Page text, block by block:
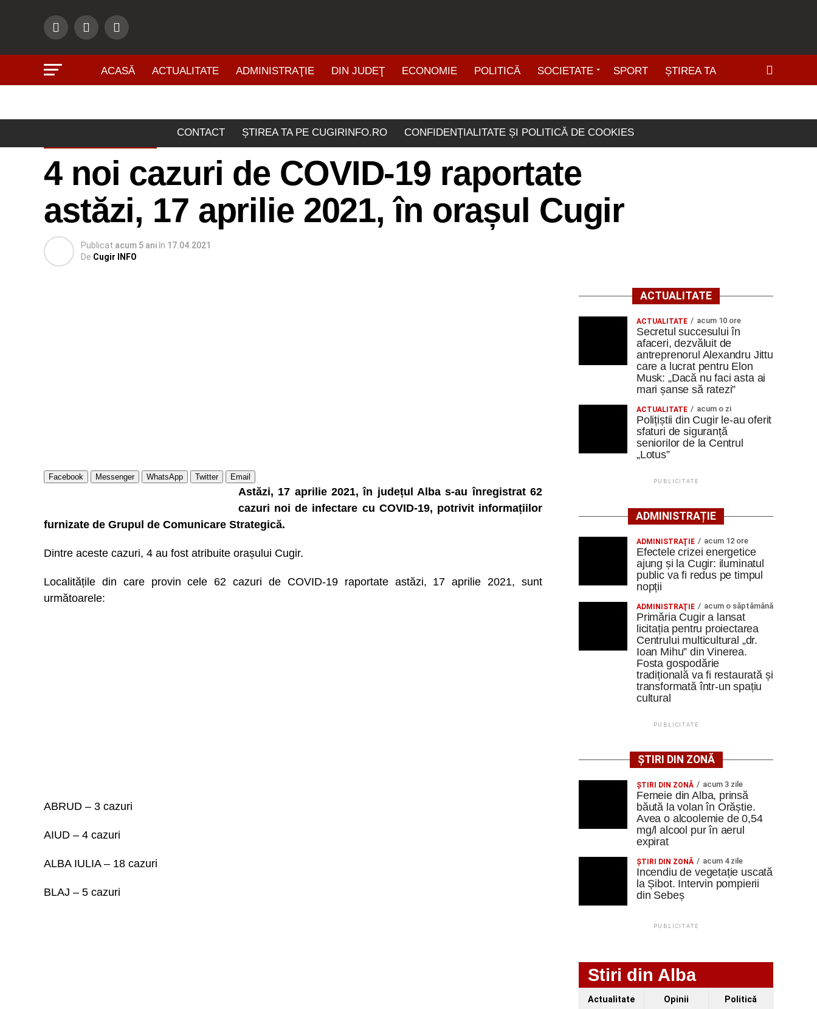
ACASĂ ACTUALITATE ADMINISTRAŢIE DIN JUDEŢ ECONOMIE POLITICĂ SOCIETATE SPORT ȘTIREA TA
CONTACT ȘTIREA TA PE CUGIRINFO.RO CONFIDENȚIALITATE ȘI POLITICĂ DE COOKIES
4 noi cazuri de COVID-19 raportate
astăzi, 17 aprilie 2021, în orașul Cugir
Publicat acum 5 aniîn 17.04.2021
De Cugir INFO
Facebook Messenger WhatsApp Twitter Email
Astăzi, 17 aprilie 2021, în județul Alba s-au înregistrat 62
cazuri noi de infectare cu COVID-19, potrivit informațiilor
furnizate de Grupul de Comunicare Strategică.
Dintre aceste cazuri, 4 au fost atribuite orașului Cugir.
Localitățile din care provin cele 62 cazuri de COVID-19 raportate astăzi, 17 aprilie 2021, sunt
următoarele:
ABRUD – 3 cazuri
AIUD – 4 cazuri
ALBA IULIA – 18 cazuri
BLAJ – 5 cazuri
ACTUALITATE
ACTUALITATE acum 10 ore
Secretul succesului în
afaceri, dezvăluit de
antreprenorul Alexandru Jittu
care a lucrat pentru Elon
Musk: „Dacă nu faci asta ai
mari șanse să ratezi”
ACTUALITATE acum o zi
Polițiștii din Cugir le-au oferit
sfaturi de siguranță
seniorilor de la Centrul
„Lotus”
PUBLICITATE
ADMINISTRAȚIE
ADMINISTRAŢIE acum 12 ore
Efectele crizei energetice
ajung și la Cugir: iluminatul
public va fi redus pe timpul
nopții
ADMINISTRAŢIE acum o săptămână
Primăria Cugir a lansat
licitația pentru proiectarea
Centrului multicultural „dr.
Ioan Mihu” din Vinerea.
Fosta gospodărie
tradițională va fi restaurată și
transformată într-un spațiu
cultural
PUBLICITATE
ȘTIRI DIN ZONĂ
ŞTIRI DIN ZONĂ acum 3 zile
Femeie din Alba, prinsă
băută la volan în Orăștie.
Avea o alcoolemie de 0,54
mg/l alcool pur în aerul
expirat
ŞTIRI DIN ZONĂ acum 4 zile
Incendiu de vegetație uscată
la Șibot. Intervin pompierii
din Sebeș
PUBLICITATE
Stiri din Alba
Actualitate Opinii Politică